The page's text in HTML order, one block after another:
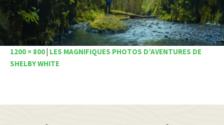
1200 × 800 LES MAGNIFIQUES PHOTOS D’AVENTURES DE
SHELBY WHITE